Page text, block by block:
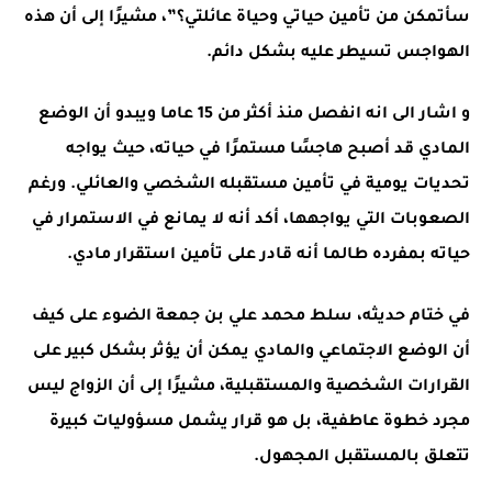
سأتمكن من تأمين حياتي وحياة عائلتي؟”، مشيرًا إلى أن هذه
الهواجس تسيطر عليه بشكل دائم.
و اشار الى انه انفصل منذ أكثر من 15 عاما ويبدو أن الوضع
المادي قد أصبح هاجسًا مستمرًا في حياته، حيث يواجه
تحديات يومية في تأمين مستقبله الشخصي والعائلي. ورغم
الصعوبات التي يواجهها، أكد أنه لا يمانع في الاستمرار في
حياته بمفرده طالما أنه قادر على تأمين استقرار مادي.
في ختام حديثه، سلط محمد علي بن جمعة الضوء على كيف
أن الوضع الاجتماعي والمادي يمكن أن يؤثر بشكل كبير على
القرارات الشخصية والمستقبلية، مشيرًا إلى أن الزواج ليس
مجرد خطوة عاطفية، بل هو قرار يشمل مسؤوليات كبيرة
تتعلق بالمستقبل المجهول.